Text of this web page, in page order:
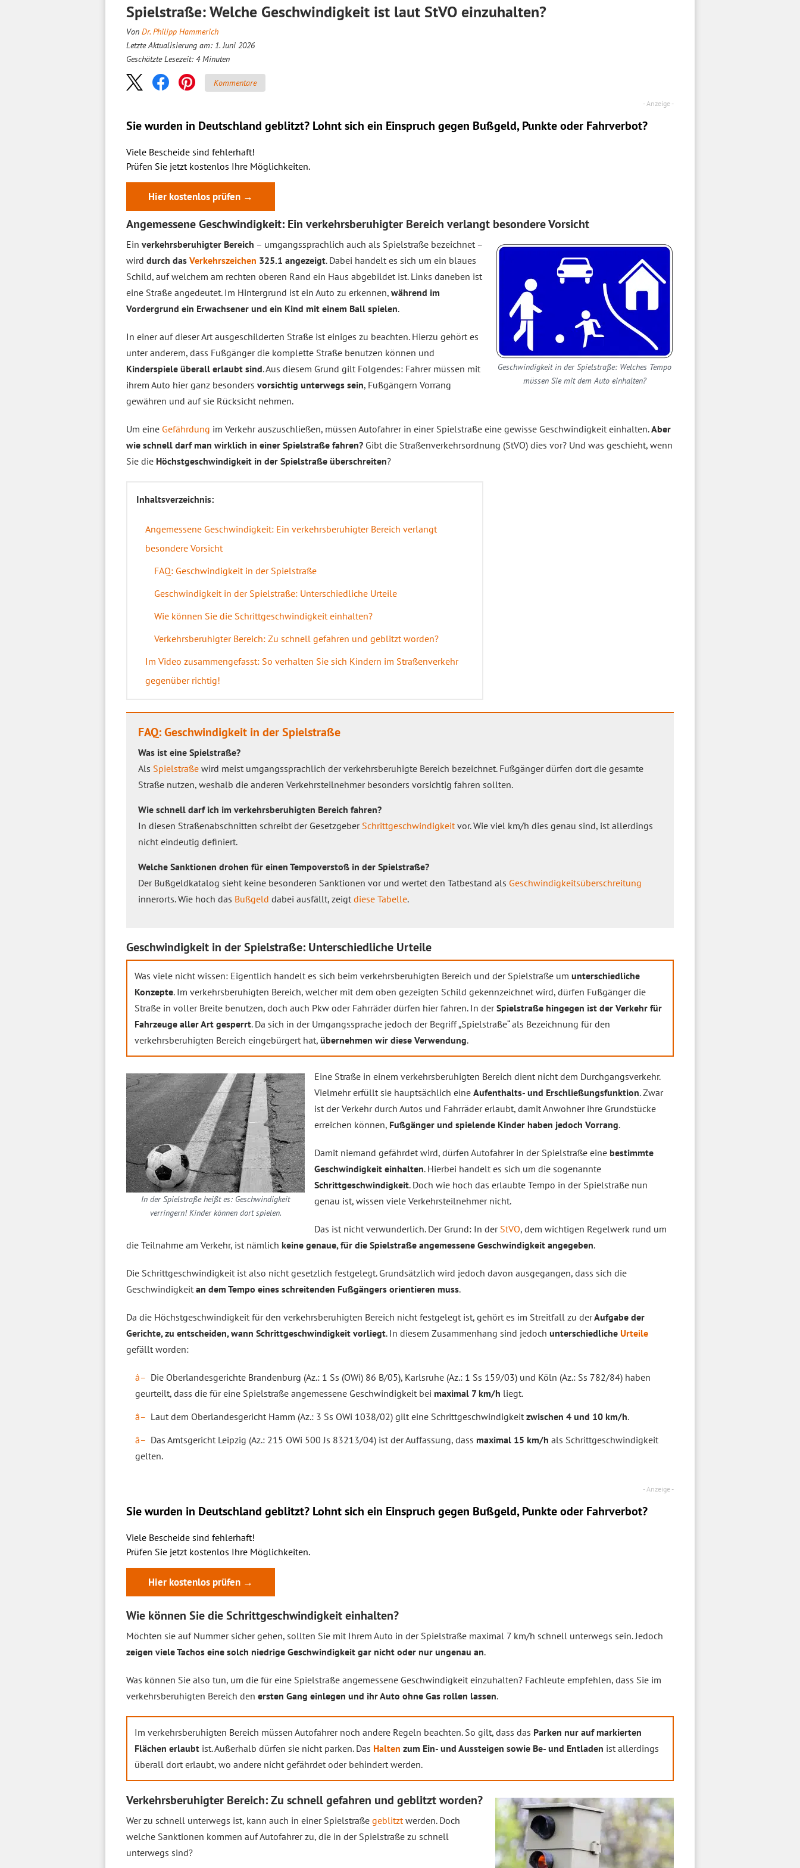
Spielstraße: Welche Geschwindigkeit ist laut StVO einzuhalten?
Von Dr. Philipp Hammerich
Letzte Aktualisierung am: 1. Juni 2026
Geschätzte Lesezeit: 4 Minuten
Kommentare
Sie wurden in Deutschland geblitzt? Lohnt sich ein Einspruch gegen Bußgeld, Punkte oder Fahrverbot?
Viele Bescheide sind fehlerhaft!
Prüfen Sie jetzt kostenlos Ihre Möglichkeiten.
Hier kostenlos prüfen →
Angemessene Geschwindigkeit: Ein verkehrsberuhigter Bereich verlangt besondere Vorsicht
Geschwindigkeit in der Spielstraße: Welches Tempo
müssen Sie mit dem Auto einhalten?
Ein verkehrsberuhigter Bereich – umgangssprachlich auch als Spielstraße bezeichnet –
wird durch das Verkehrszeichen 325.1 angezeigt. Dabei handelt es sich um ein blaues
Schild, auf welchem am rechten oberen Rand ein Haus abgebildet ist. Links daneben ist
eine Straße angedeutet. Im Hintergrund ist ein Auto zu erkennen, während im
Vordergrund ein Erwachsener und ein Kind mit einem Ball spielen.
In einer auf dieser Art ausgeschilderten Straße ist einiges zu beachten. Hierzu gehört es
unter anderem, dass Fußgänger die komplette Straße benutzen können und
Kinderspiele überall erlaubt sind. Aus diesem Grund gilt Folgendes: Fahrer müssen mit
ihrem Auto hier ganz besonders vorsichtig unterwegs sein, Fußgängern Vorrang
gewähren und auf sie Rücksicht nehmen.
Um eine Gefährdung im Verkehr auszuschließen, müssen Autofahrer in einer Spielstraße eine gewisse Geschwindigkeit einhalten.Aber
wie schnell darf man wirklich in einer Spielstraße fahren? Gibt die Straßenverkehrsordnung (StVO) dies vor? Und was geschieht, wenn
Sie die Höchstgeschwindigkeit in der Spielstraße überschreiten?
Inhaltsverzeichnis:
Angemessene Geschwindigkeit: Ein verkehrsberuhigter Bereich verlangt
besondere Vorsicht
FAQ: Geschwindigkeit in der Spielstraße
Geschwindigkeit in der Spielstraße: Unterschiedliche Urteile
Wie können Sie die Schrittgeschwindigkeit einhalten?
Verkehrsberuhigter Bereich: Zu schnell gefahren und geblitzt worden?
Im Video zusammengefasst: So verhalten Sie sich Kindern im Straßenverkehr
gegenüber richtig!
FAQ: Geschwindigkeit in der Spielstraße
Was ist eine Spielstraße?
Als Spielstraße wird meist umgangssprachlich der verkehrsberuhigte Bereich bezeichnet. Fußgänger dürfen dort die gesamte
Straße nutzen, weshalb die anderen Verkehrsteilnehmer besonders vorsichtig fahren sollten.
Wie schnell darf ich im verkehrsberuhigten Bereich fahren?
In diesen Straßenabschnitten schreibt der Gesetzgeber Schrittgeschwindigkeitvor. Wie viel km/h dies genau sind, ist allerdings
nicht eindeutig definiert.
Welche Sanktionen drohen für einen Tempoverstoß in der Spielstraße?
Der Bußgeldkatalog sieht keine besonderen Sanktionen vor und wertet den Tatbestand als Geschwindigkeitsüberschreitung
innerorts. Wie hoch das Bußgeld dabei ausfällt, zeigt diese Tabelle.
Geschwindigkeit in der Spielstraße: Unterschiedliche Urteile
Was viele nicht wissen: Eigentlich handelt es sich beim verkehrsberuhigten Bereich und der Spielstraße um unterschiedliche
Konzepte. Im verkehrsberuhigten Bereich, welcher mit dem oben gezeigten Schild gekennzeichnet wird, dürfen Fußgänger die
Straße in voller Breite benutzen, doch auch Pkw oder Fahrräder dürfen hier fahren. In derSpielstraße hingegen ist der Verkehr für
Fahrzeuge aller Art gesperrt. Da sich in der Umgangssprache jedoch der Begriff „Spielstraße“ als Bezeichnung für den
verkehrsberuhigten Bereich eingebürgert hat, übernehmen wir diese Verwendung.
In der Spielstraße heißt es: Geschwindigkeit
verringern! Kinder können dort spielen.
Eine Straße in einem verkehrsberuhigten Bereich dient nicht dem Durchgangsverkehr.
Vielmehr erfüllt sie hauptsächlich eine Aufenthalts- und Erschließungsfunktion. Zwar
ist der Verkehr durch Autos und Fahrräder erlaubt, damit Anwohner ihre Grundstücke
erreichen können, Fußgänger und spielende Kinder haben jedoch Vorrang.
Damit niemand gefährdet wird, dürfen Autofahrer in der Spielstraße eine bestimmte
Geschwindigkeit einhalten. Hierbei handelt es sich um die sogenannte
Schrittgeschwindigkeit. Doch wie hoch das erlaubte Tempo in der Spielstraße nun
genau ist, wissen viele Verkehrsteilnehmer nicht.
Das ist nicht verwunderlich. Der Grund: In der StVO, dem wichtigen Regelwerk rund um
die Teilnahme am Verkehr, ist nämlich keine genaue, für die Spielstraße angemessene Geschwindigkeit angegeben.
Die Schrittgeschwindigkeit ist also nicht gesetzlich festgelegt. Grundsätzlich wird jedoch davon ausgegangen, dass sich die
Geschwindigkeit an dem Tempo eines schreitenden Fußgängers orientieren muss.
Da die Höchstgeschwindigkeit für den verkehrsberuhigten Bereich nicht festgelegt ist, gehört es im Streitfall zu derAufgabe der
Gerichte, zu entscheiden, wann Schrittgeschwindigkeit vorliegt. In diesem Zusammenhang sind jedoch unterschiedliche Urteile
gefällt worden:
Die Oberlandesgerichte Brandenburg (Az.: 1 Ss (OWi) 86 B/05), Karlsruhe (Az.: 1 Ss 159/03) und Köln (Az.: Ss 782/84) haben
geurteilt, dass die für eine Spielstraße angemessene Geschwindigkeit bei maximal 7 km/h liegt.
Laut dem Oberlandesgericht Hamm (Az.: 3 Ss OWi 1038/02) gilt eine Schrittgeschwindigkeit zwischen 4 und 10 km/h.
Das Amtsgericht Leipzig (Az.: 215 OWi 500 Js 83213/04) ist der Auffassung, dass maximal 15 km/h als Schrittgeschwindigkeit
gelten.
Sie wurden in Deutschland geblitzt? Lohnt sich ein Einspruch gegen Bußgeld, Punkte oder Fahrverbot?
Viele Bescheide sind fehlerhaft!
Prüfen Sie jetzt kostenlos Ihre Möglichkeiten.
Hier kostenlos prüfen →
Wie können Sie die Schrittgeschwindigkeit einhalten?
Möchten sie auf Nummer sicher gehen, sollten Sie mit Ihrem Auto in der Spielstraße maximal 7 km/h schnell unterwegs sein. Jedoch
zeigen viele Tachos eine solch niedrige Geschwindigkeit gar nicht oder nur ungenau an.
Was können Sie also tun, um die für eine Spielstraße angemessene Geschwindigkeit einzuhalten? Fachleute empfehlen, dass Sie im
verkehrsberuhigten Bereich den ersten Gang einlegen und ihr Auto ohne Gas rollen lassen.
Im verkehrsberuhigten Bereich müssen Autofahrer noch andere Regeln beachten. So gilt, dass das Parken nur auf markierten
Flächen erlaubt ist. Außerhalb dürfen sie nicht parken. Das Halten zum Ein- und Aussteigen sowie Be- und Entladen ist allerdings
überall dort erlaubt, wo andere nicht gefährdet oder behindert werden.
Verkehrsberuhigter Bereich: Zu schnell gefahren und geblitzt worden?
Wer zu schnell unterwegs ist, kann auch in einer Spielstraße geblitztwerden. Doch
welche Sanktionen kommen auf Autofahrer zu, die in der Spielstraße zu schnell
unterwegs sind?